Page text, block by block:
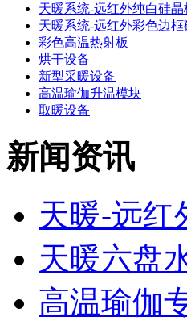
天暖系统-远红外纯白硅晶
天暖系统-远红外彩色边框
彩色高温热射板
烘干设备
新型采暖设备
高温瑜伽升温模块
取暖设备
新闻资讯
天暖-远红
天暖六盘
高温瑜伽